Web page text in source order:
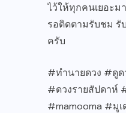
ไว้ให้ทุกคนเยอะม
รอติดตามรับชม
ครับ
#ทํานายดวง #ดูด
#ดวงรายสัปดาห์
#mamooma #มู